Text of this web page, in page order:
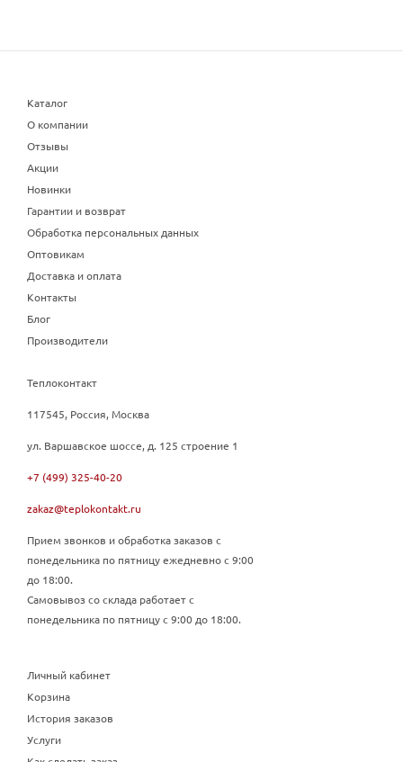
Каталог
О компании
Отзывы
Акции
Новинки
Гарантии и возврат
Обработка персональных данных
Оптовикам
Доставка и оплата
Контакты
Блог
Производители
Теплоконтакт
117545, Россия, Москва
ул. Варшавское шоссе, д. 125 строение 1
+7 (499) 325-40-20
zakaz@teplokontakt.ru
Прием звонков и обработка заказов с
понедельника по пятницу ежедневно с 9:00
до 18:00.
Самовывоз со склада работает с
понедельника по пятницу с 9:00 до 18:00.
Личный кабинет
Корзина
История заказов
Услуги